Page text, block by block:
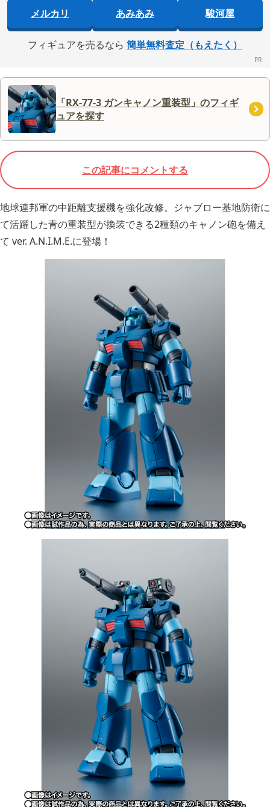
メルカリ あみあみ 駿河屋
フィギュアを売るなら 簡単無料査定（もえたく）
「RX-77-3 ガンキャノン重装型」のフィギ
ュアを探す
この記事にコメントする
地球連邦軍の中距離支援機を強化改修。ジャブロー基地防衛に
て活躍した青の重装型が換装できる2種類のキャノン砲を備え
て ver. A.N.I.M.E.に登場！